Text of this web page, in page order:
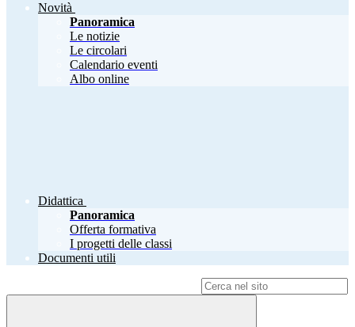
Novità
Panoramica
Le notizie
Le circolari
Calendario eventi
Albo online
Didattica
Panoramica
Offerta formativa
I progetti delle classi
Documenti utili